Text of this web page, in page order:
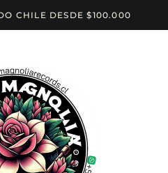
CHILE DESDE $100.000